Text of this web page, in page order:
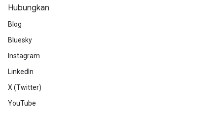
Hubungkan
Blog
Bluesky
Instagram
LinkedIn
X (Twitter)
YouTube